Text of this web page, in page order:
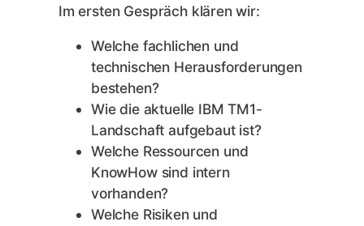
Im ersten Gespräch klären wir:
Welche fachlichen und
technischen Herausforderungen
bestehen?
Wie die aktuelle IBM TM1-
Landschaft aufgebaut ist?
Welche Ressourcen und
KnowHow sind intern
vorhanden?
Welche Risiken und